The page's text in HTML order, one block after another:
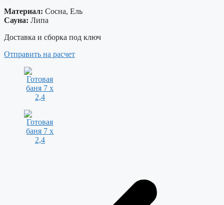
Материал: Сосна, Ель
Сауна: Липа
Доставка и сборка под ключ
Отправить на расчет